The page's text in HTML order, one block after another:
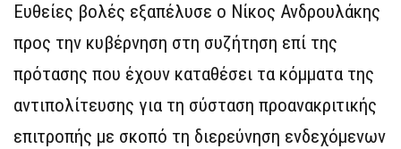
Ευθείες βολές εξαπέλυσε ο Νίκος Ανδρουλάκης
προς την κυβέρνηση στη συζήτηση επί της
πρότασης που έχουν καταθέσει τα κόμματα της
αντιπολίτευσης για τη σύσταση προανακριτικής
επιτροπής με σκοπό τη διερεύνηση ενδεχόμενων